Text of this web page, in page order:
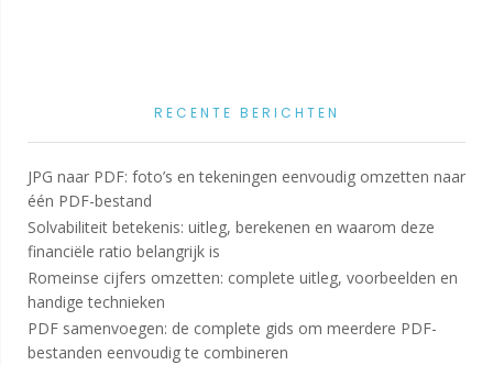
RECENTE BERICHTEN
JPG naar PDF: foto’s en tekeningen eenvoudig omzetten naar
één PDF-bestand
Solvabiliteit betekenis: uitleg, berekenen en waarom deze
financiële ratio belangrijk is
Romeinse cijfers omzetten: complete uitleg, voorbeelden en
handige technieken
PDF samenvoegen: de complete gids om meerdere PDF-
bestanden eenvoudig te combineren